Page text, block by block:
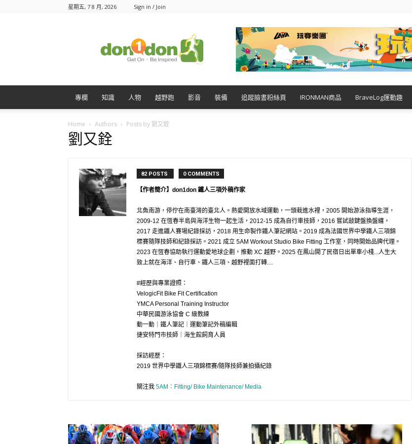
星期五, 7 8 月, 2026 Sign in / Join
專欄 知識 人物 越野跑 影音 裝備 追蹤臉書粉絲頁 IRONMAN商品 BraveLog運動趣
Home Authors Posts by 劉又銓
劉又銓
82 POSTS 0 COMMENTS
【作者簡介】don1don 鐵人三項外稿作家
北魚南游，停佇在南臺灣的臺北人。熱愛開放水域運動，一頭栽進水裡，2005 開始游泳指導生涯，
2009-12 在恆春半島與海洋生物一起生活，2012-15 成為自行車技師，2016 嘗試敲鍵盤換盤纏，
2017 走進鐵人賽場紀錄採訪，2018 用生命製作鐵人筆記網站。2019 成為法國世界中學鐵人三項錦
標賽隨隊技師和紀錄採訪。2021 成立 5AM Workout Studio Bike Fitting 工作室，同時開始品牌代理。
2023 在恆春協助執行運動愛地球企劃，推動 XC 越野。2025 在鳳山開了民宿日出單車小棧...人生大
致上就在海洋、自行車、鐵人三項、越野裡面打轉....
#經歷與專業證照：
VelogicFit Bike Fit Certification
YMCA Personal Training Instructor
中華民國游泳協會 C 級教練
動一動｜鐵人筆記｜運動筆記外稿編輯
捷安特門市技師｜海生館飼育人員
採訪經歷：
2019 世界中學鐵人三項錦標賽/隨隊技師兼拍攝紀錄
關注我 5AM：Fitting/ Bike Maintenance/ Media